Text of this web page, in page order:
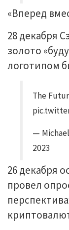
«Вперед
28 декабря
золото
логотипом
The
—
2023
26 декабря
провел